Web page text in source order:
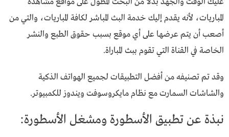
المباريات، لأنه يقدم إليك خدمة البث المباشر لكافة المباريات، والتي من
أصعب أن يتم عرضها على أي موقع بسبب حقوق الطبع والنشر
الخاصة في القناة التي تقوم ببث المباراة.
وقد تم تصنيفه من أفضل التطبيقات لجميع الهواتف الذكية
والشاشات السمارت مع نظام مايكروسوفت ويندوز للكمبيوتر.
نبذة عن تطبيق الأسطورة ومشغل الأسطورة: